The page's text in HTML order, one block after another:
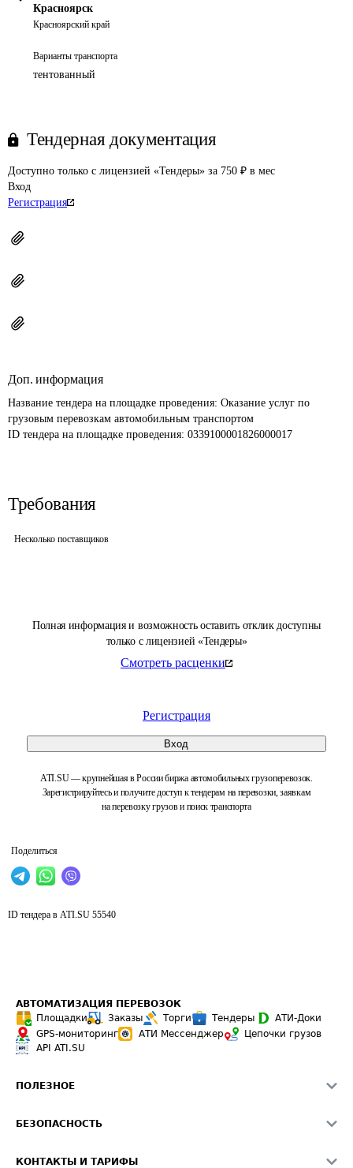
Полная информация и возможность оставить отклик доступны
только с лицензией «Тендеры»
Смотреть расценки
Регистрация
Вход
ATI.SU — крупнейшая в России биржа автомобильных грузоперевозок.
Зарегистрируйтесь и получите доступ к тендерам на перевозки, заявкам
на перевозку грузов и поиск транспорта
Поделиться
Красноярск
Красноярский край
Варианты транспорта
тентованный
Тендерная документация
Доступно только с лицензией «Тендеры» за 750 ₽ в мес
Вход
Регистрация
Доп. информация
Название тендера на площадке проведения: Оказание услуг по
грузовым перевозкам автомобильным транспортом
ID тендера на площадке проведения: 0339100001826000017
Требования
Несколько поставщиков
ID тендера в ATI.SU 55540
АВТОМАТИЗАЦИЯ ПЕРЕВОЗОК
Площадки
Заказы Торги Тендеры
АТИ-Доки
GPS-мониторинг
АТИ Мессенджер
Цепочки грузов
API ATI.SU
ПОЛЕЗНОЕ
Звезды ATI.SU на вашем сайте
БЕЗОПАСНОСТЬ
КОНТАКТЫ И ТАРИФЫ